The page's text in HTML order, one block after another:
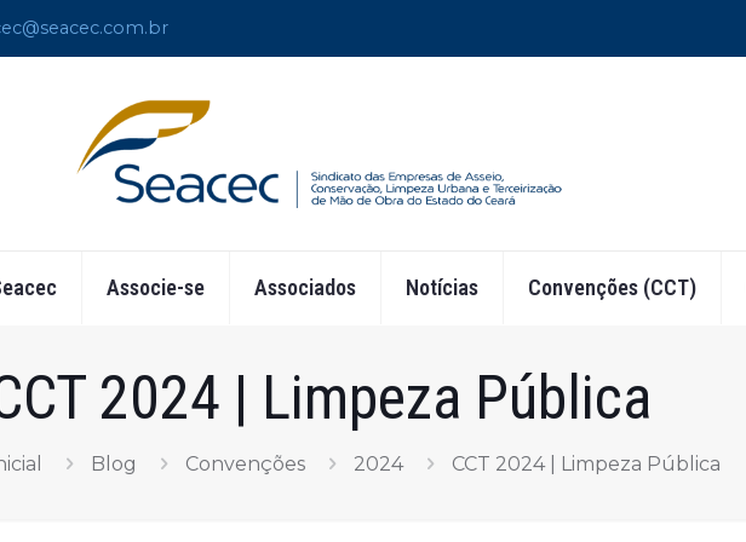
Associe-se Associados Notícias Convenções (CCT)
2024 | Limpeza Pública
Blog Convenções 2024 CCT 2024 | Limpeza Pública